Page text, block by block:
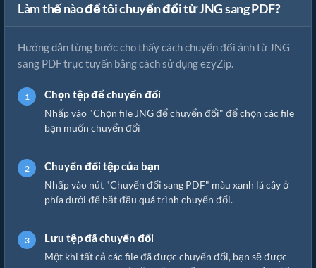
Làm thế nào để tôi chuyển đổi từ JNG sang PDF?
Hướng dẫn từng bước cho thấy cách chuyển đổi ảnh từ JNG
sang PDF trực tuyến bằng cách sử dụng ezyZip.
Chọn tệp để chuyển đổi
Nhấp vào "Chọn file JNG để chuyển đổi" để chọn các file
bạn muốn chuyển đổi
Chuyển đổi tệp của bạn
Nhấp vào nút "Chuyển đổi sang PDF" màu xanh lá cây ở
phía dưới để bắt đầu quá trình chuyển đổi.
Lưu tệp đã chuyển đổi
Một khi tất cả các file đã được chuyển đổi, bạn sẽ được